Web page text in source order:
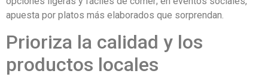
apuesta por platos más elaborados que sorprendan.
Prioriza la calidad y los
productos locales